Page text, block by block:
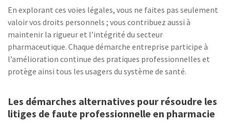
En explorant ces voies légales, vous ne faites pas seulement
valoir vos droits personnels ; vous contribuez aussi à
maintenir la rigueur et l’intégrité du secteur
pharmaceutique. Chaque démarche entreprise participe à
l’amélioration continue des pratiques professionnelles et
protège ainsi tous les usagers du système de santé.
Les démarches alternatives pour résoudre les
litiges de faute professionnelle en pharmacie